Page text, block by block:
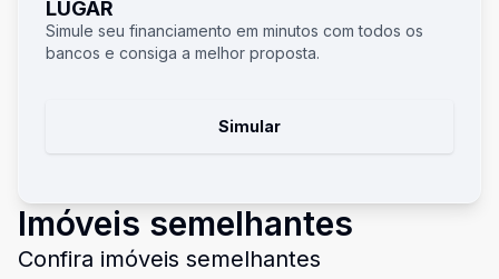
LUGAR
Simule seu financiamento em minutos com todos os
bancos e consiga a melhor proposta.
Simular
Imóveis semelhantes
Confira imóveis semelhantes